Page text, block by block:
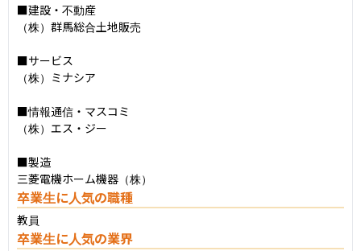
■建設・不動産
（株）群馬総合土地販売
■サービス
（株）ミナシア
■情報通信・マスコミ
（株）エス・ジー
■製造
三菱電機ホーム機器（株）
卒業生に人気の職種
教員
卒業生に人気の業界